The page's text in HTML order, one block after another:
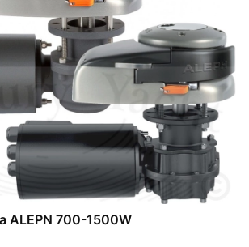
Winda kotwiczna ALEPN 700-1500W